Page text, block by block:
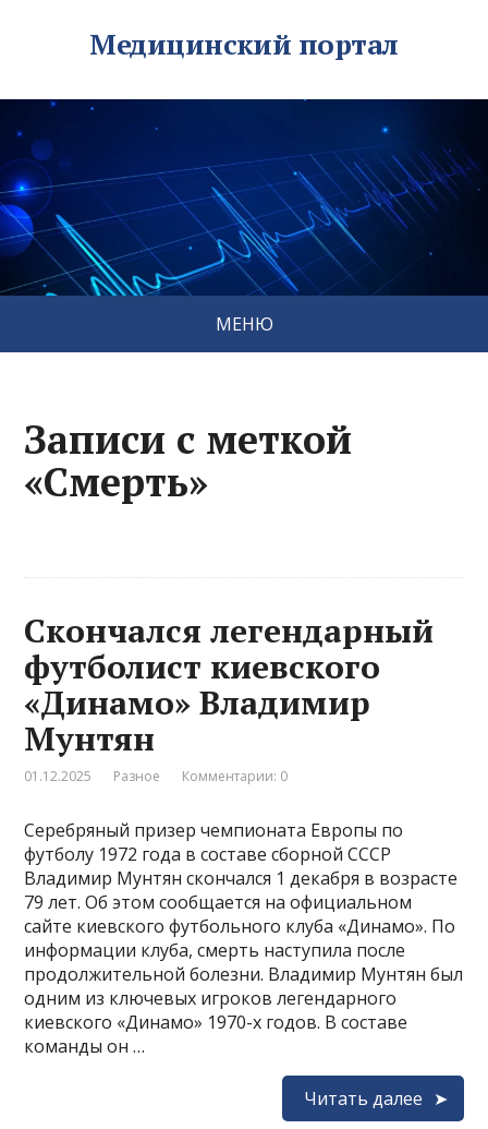
Медицинский портал
МЕНЮ
Записи с меткой
«Смерть»
Скончался легендарный
футболист киевского
«Динамо» Владимир
Мунтян
01.12.2025 Разное Комментарии: 0
Серебряный призер чемпионата Европы по
футболу 1972 года в составе сборной СССР
Владимир Мунтян скончался 1 декабря в возрасте
79 лет. Об этом сообщается на официальном
сайте киевского футбольного клуба «Динамо». По
информации клуба, смерть наступила после
продолжительной болезни. Владимир Мунтян был
одним из ключевых игроков легендарного
киевского «Динамо» 1970-х годов. В составе
команды он …
Читать далее